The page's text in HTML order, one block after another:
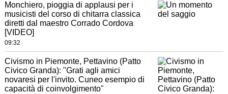
Monchiero, pioggia di applausi per i
musicisti del corso di chitarra classica
diretti dal maestro Corrado Cordova
[VIDEO]
09:32
Civismo in Piemonte, Pettavino (Patto
Civico Granda): "Grati agli amici
novaresi per l'invito. Cuneo esempio di
capacità di coinvolgimento"